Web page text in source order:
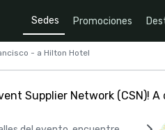
Sedes Promociones
- a Hilton Hotel
Supplier Network (CSN)!